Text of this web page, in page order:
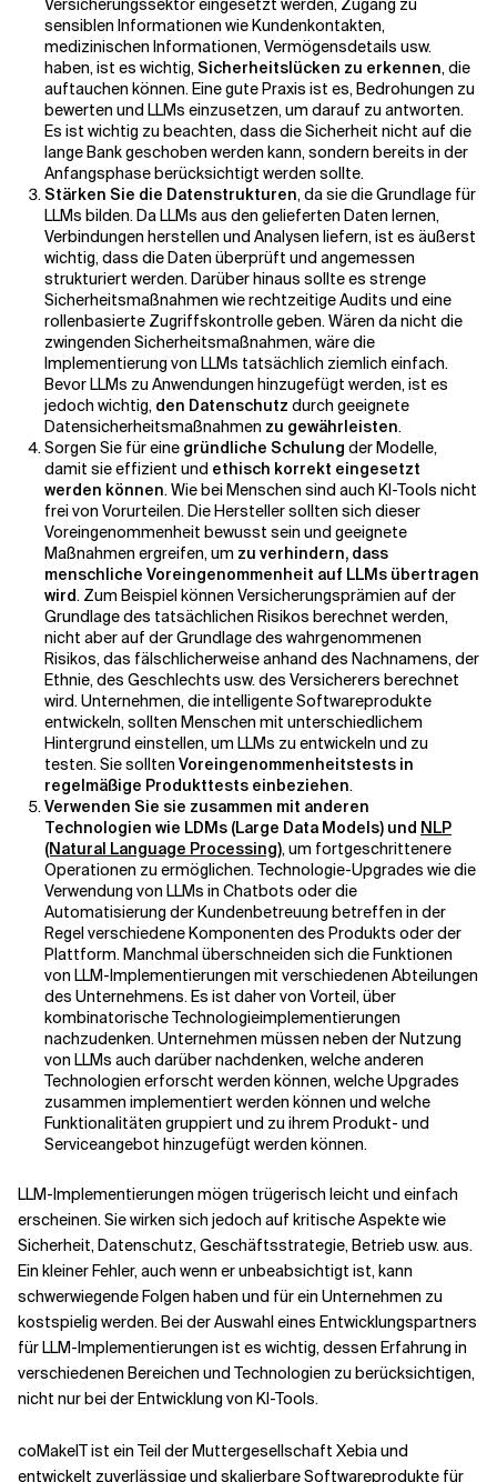
Versicherungssektor eingesetzt werden, Zugang zu
sensiblen Informationen wie Kundenkontakten,
medizinischen Informationen, Vermögensdetails usw.
haben, ist es wichtig,Sicherheitslücken zu erkennen, die
auftauchen können. Eine gute Praxis ist es, Bedrohungen zu
bewerten und LLMs einzusetzen, um darauf zu antworten.
Es ist wichtig zu beachten, dass die Sicherheit nicht auf die
lange Bank geschoben werden kann, sondern bereits in der
Anfangsphase berücksichtigt werden sollte.
Stärken Sie die Datenstrukturen, da sie die Grundlage für
LLMs bilden. Da LLMs aus den gelieferten Daten lernen,
Verbindungen herstellen und Analysen liefern, ist es äußerst
wichtig, dass die Daten überprüft und angemessen
strukturiert werden. Darüber hinaus sollte es strenge
Sicherheitsmaßnahmen wie rechtzeitige Audits und eine
rollenbasierte Zugriffskontrolle geben. Wären da nicht die
zwingenden Sicherheitsmaßnahmen, wäre die
Implementierung von LLMs tatsächlich ziemlich einfach.
Bevor LLMs zu Anwendungen hinzugefügt werden, ist es
jedoch wichtig, den Datenschutz durch geeignete
Datensicherheitsmaßnahmen zu gewährleisten.
Sorgen Sie für eine gründliche Schulung der Modelle,
damit sie effizient und ethisch korrekt eingesetzt
werden können. Wie bei Menschen sind auch KI-Tools nicht
frei von Vorurteilen. Die Hersteller sollten sich dieser
Voreingenommenheit bewusst sein und geeignete
Maßnahmen ergreifen, um zu verhindern, dass
menschliche Voreingenommenheit auf LLMs übertragen
wird. Zum Beispiel können Versicherungsprämien auf der
Grundlage des tatsächlichen Risikos berechnet werden,
nicht aber auf der Grundlage des wahrgenommenen
Risikos, das fälschlicherweise anhand des Nachnamens, der
Ethnie, des Geschlechts usw. des Versicherers berechnet
wird. Unternehmen, die intelligente Softwareprodukte
entwickeln, sollten Menschen mit unterschiedlichem
Hintergrund einstellen, um LLMs zu entwickeln und zu
testen. Sie sollten Voreingenommenheitstests in
regelmäßige Produkttests einbeziehen.
Verwenden Sie sie zusammen mit anderen
Technologien wie LDMs (Large Data Models) und NLP
(Natural Language Processing), um fortgeschrittenere
Operationen zu ermöglichen. Technologie-Upgrades wie die
Verwendung von LLMs in Chatbots oder die
Automatisierung der Kundenbetreuung betreffen in der
Regel verschiedene Komponenten des Produkts oder der
Plattform. Manchmal überschneiden sich die Funktionen
von LLM-Implementierungen mit verschiedenen Abteilungen
des Unternehmens. Es ist daher von Vorteil,über
kombinatorische Technologieimplementierungen
nachzudenken. Unternehmen müssen neben der Nutzung
von LLMs auch darüber nachdenken, welche anderen
Technologien erforscht werden können, welche Upgrades
zusammen implementiert werden können und welche
Funktionalitäten gruppiert und zu ihrem Produkt- und
Serviceangebot hinzugefügt werden können.
LLM-Implementierungen mögen trügerisch leicht und einfach
erscheinen. Sie wirken sich jedoch auf kritische Aspekte wie
Sicherheit, Datenschutz, Geschäftsstrategie, Betrieb usw. aus.
Ein kleiner Fehler, auch wenn er unbeabsichtigt ist, kann
schwerwiegende Folgen haben und für ein Unternehmen zu
kostspielig werden. Bei der Auswahl eines Entwicklungspartners
für LLM-Implementierungen ist es wichtig, dessen Erfahrung in
verschiedenen Bereichen und Technologien zu berücksichtigen,
nicht nur bei der Entwicklung von KI-Tools.
coMakeIT ist ein Teil der Muttergesellschaft Xebia und
entwickelt zuverlässige und skalierbare Softwareprodukte für